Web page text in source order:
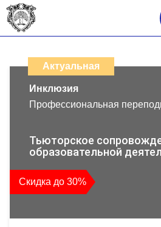
повышения
квалификации
и
Актуальная
Инклюзия
Профессиональная
Тьюторское
образовательной
Скидка до 30%